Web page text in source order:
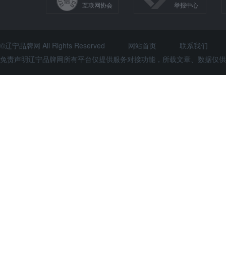
互联网协会
举报中心
©辽宁品牌网 All Rights Reserved 网站首页
联系我们
免责声明辽宁品牌网所有平台仅提供服务对接功能，所载文章、数据